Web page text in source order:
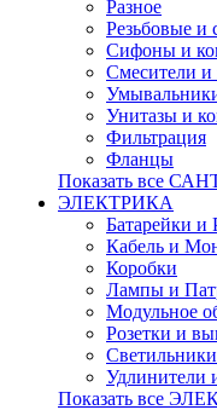
Разное
Резьбовые и
Сифоны и
Смесители и
Унитазы и
Фильтрация
Фланцы
Показать все
ЭЛЕКТРИКА
Батарейки и
Кабель и
Коробки
Лампы и
Модульное
Розетки и
Удлинители
Показать все